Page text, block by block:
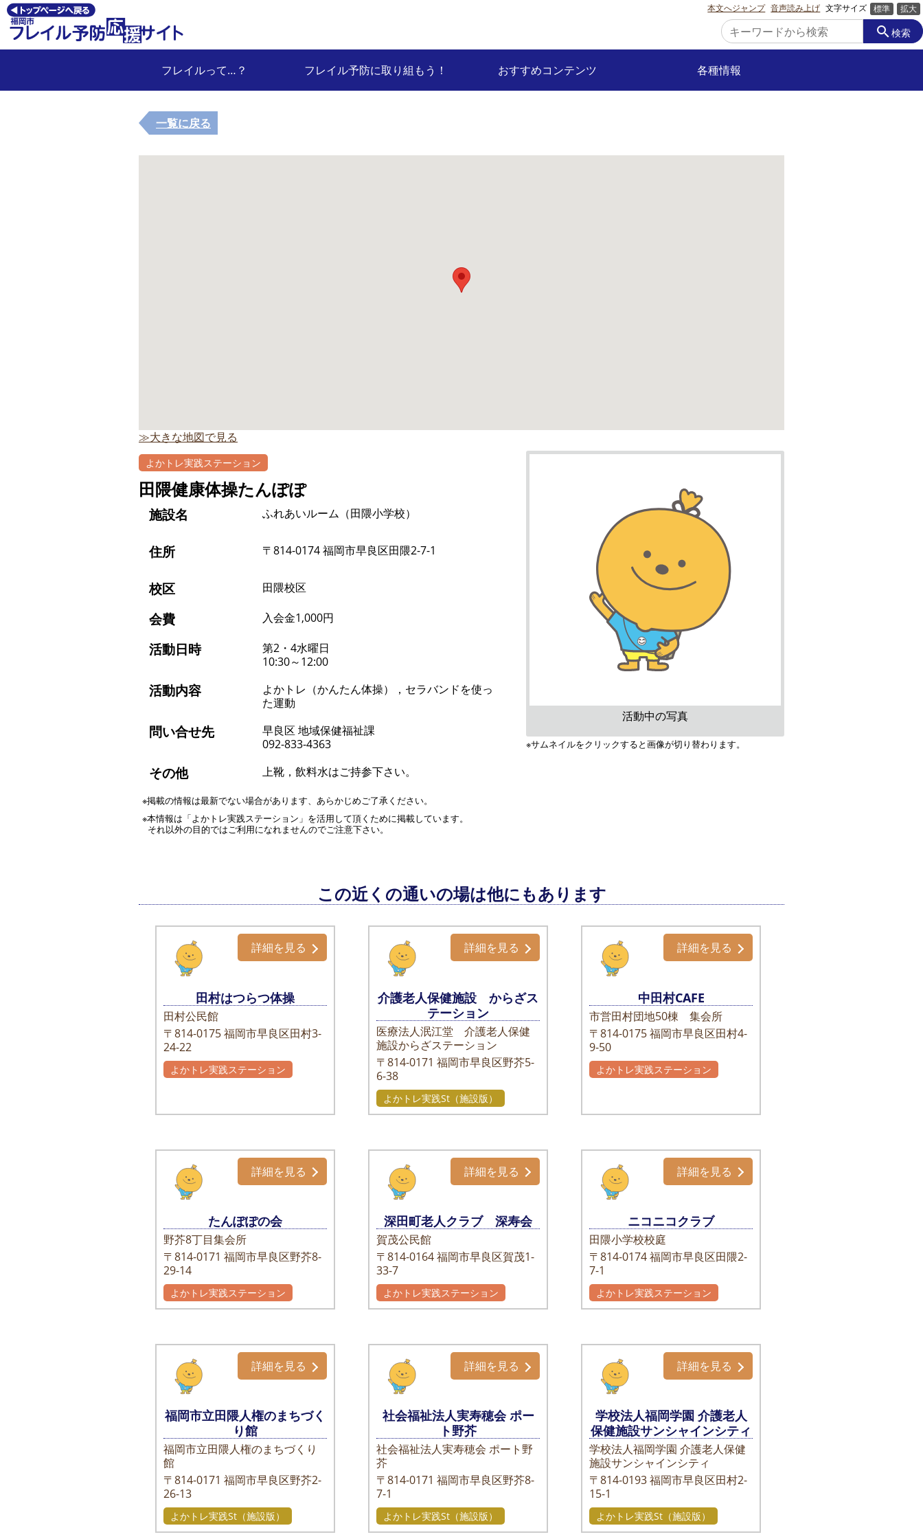
本文へジャンプ 音声読み上げ 文字サイズ 標準 拡大
search検索
フレイルって…？ フレイル予防に取り組もう！ おすすめコンテンツ 各種情報
一覧に戻る
≫大きな地図で見る
よかトレ実践ステーション
田隈健康体操たんぽぽ
施設名 ふれあいルーム（田隈小学校）
住所 〒814-0174 福岡市早良区田隈2-7-1
校区 田隈校区
会費 入会金1,000円
活動日時
第2・4水曜日
10:30～12:00
活動内容
よかトレ（かんたん体操），セラバンドを使っ
た運動
問い合せ先
早良区 地域保健福祉課
092-833-4363
その他 上靴，飲料水はご持参下さい。
※掲載の情報は最新でない場合があります、あらかじめご了承ください。
※本情報は「よかトレ実践ステーション」を活用して頂くために掲載しています。
それ以外の目的ではご利用になれませんのでご注意下さい。
活動中の写真
※サムネイルをクリックすると画像が切り替わります。
この近くの通いの場は他にもあります
田村はつらつ体操
田村公民館
〒814-0175福岡市早良区田村3-
24-22
詳細を見る
よかトレ実践ステーション
介護老人保健施設 からざス
テーション
医療法人泯江堂 介護老人保健
施設からざステーション
〒814-0171 福岡市早良区野芥5-
6-38
詳細を見る
よかトレ実践St（施設版）
中田村CAFE
市営田村団地50棟 集会所
〒814-0175 福岡市早良区田村4-
9-50
詳細を見る
よかトレ実践ステーション
たんぽぽの会
野芥8丁目集会所
〒814-0171 福岡市早良区野芥8-
29-14
詳細を見る
よかトレ実践ステーション
深田町老人クラブ 深寿会
賀茂公民館
〒814-0164福岡市早良区賀茂1-
33-7
詳細を見る
よかトレ実践ステーション
ニコニコクラブ
田隈小学校校庭
〒814-0174 福岡市早良区田隈2-
7-1
詳細を見る
よかトレ実践ステーション
福岡市立田隈人権のまちづく
り館
福岡市立田隈人権のまちづくり
館
〒814-0171 福岡市早良区野芥2-
26-13
詳細を見る
よかトレ実践St（施設版）
社会福祉法人実寿穂会 ポー
ト野芥
社会福祉法人実寿穂会 ポート野
芥
〒814-0171 福岡市早良区野芥8-
7-1
詳細を見る
よかトレ実践St（施設版）
学校法人福岡学園 介護老人
保健施設サンシャインシティ
学校法人福岡学園 介護老人保健
施設サンシャインシティ
〒814-0193 福岡市早良区田村2-
15-1
詳細を見る
よかトレ実践St（施設版）